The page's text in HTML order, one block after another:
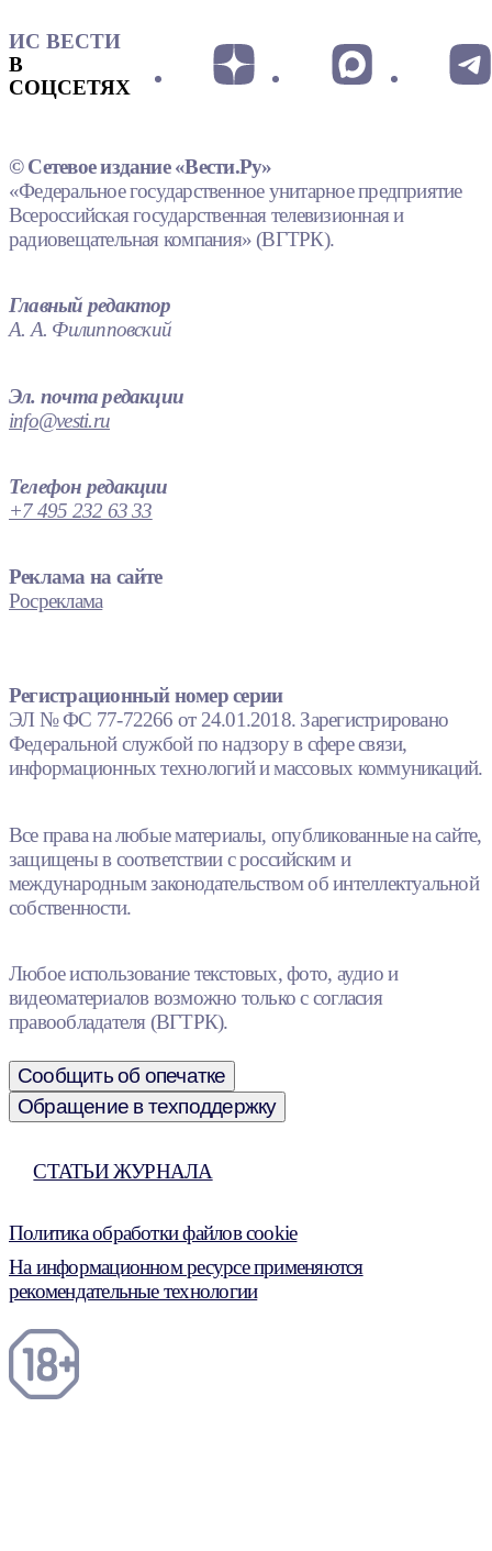
ИС ВЕСТИ
В
СОЦСЕТЯХ
© Сетевое издание «Вести.Ру»
«Федеральное государственное унитарное предприятие
Всероссийская государственная телевизионная и
радиовещательная компания» (ВГТРК).
Главный редактор
А. А. Филипповский
Эл. почта редакции
info@vesti.ru
Телефон редакции
+7 495 232 63 33
Реклама на сайте
Росреклама
Регистрационный номер серии
ЭЛ № ФС 77-72266 от 24.01.2018. Зарегистрировано
Федеральной службой по надзору в сфере связи,
информационных технологий и массовых коммуникаций.
Все права на любые материалы, опубликованные на сайте,
защищены в соответствии с российским и
международным законодательством об интеллектуальной
собственности.
Любое использование текстовых, фото, аудио и
видеоматериалов возможно только с согласия
правообладателя (ВГТРК).
Сообщить об опечатке
Обращение в техподдержку
СТАТЬИ ЖУРНАЛА
Политика обработки файлов cookie
На информационном ресурсе применяются
рекомендательные технологии